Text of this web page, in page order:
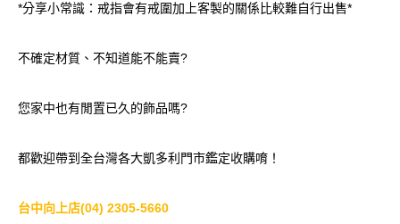
*分享小常識：戒指會有戒圍加上客製的關係比較難自行出售*
不確定材質、不知道能不能賣?
您家中也有閒置已久的飾品嗎?
都歡迎帶到全台灣各大凱多利門市鑑定收購唷！
台中向上店(04) 2305-5660